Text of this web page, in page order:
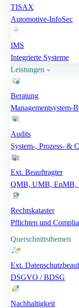
TISAX
Automotive-InfoSec
IMS
Integrierte Systeme
Leistungen
Beratung
Managementsystem-
Audits
System-, Prozess- &
Ext. Beauftragter
QMB, UMB, EnMB,
Rechtskataster
Pflichten und
Querschnittsthemen
Ext.
DSGVO / BDSG
Nachhaltigkeit